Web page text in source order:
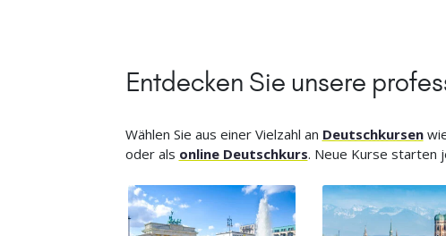
Entdecken Sie unsere
Wählen Sie aus einer Vielzahl an Deutschkursen
oder als online Deutschkurs. Neue Kurse starten